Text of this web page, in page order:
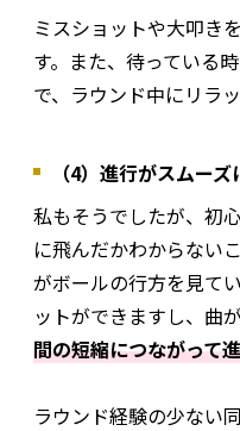
ミスショットや大叩き
す。また、待っている
で、ラウンド中にリラ
（4）進行がスムーズ
私もそうでしたが、初
に飛んだかわからない
がボールの行方を見て
ットができますし、曲
間の短縮につながって
ラウンド経験の少ない